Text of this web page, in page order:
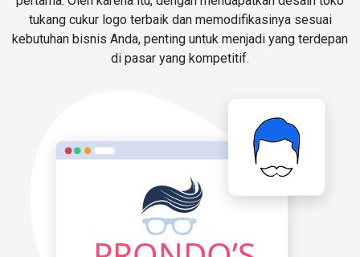
tukang cukur logo terbaik dan memodifikasinya sesuai
kebutuhan bisnis Anda, penting untuk menjadi yang terdepan
di pasar yang kompetitif.